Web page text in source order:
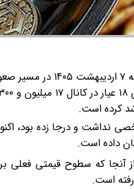
قیمت طلا و سکه
کرده است.
نداشت و درجا زده بود،
داده است.
از آنجا که سطوح قیمتی
است.